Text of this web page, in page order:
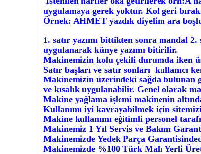
uygulamaya gerek yoktur. Kol geri
Örnek: AHMET yazdık diyelim ara
1. satır yazımı bittikten sonra mandal
uygulanarak künye yazımı bitirilir.
Makinemizin kolu çekili durumda iken
Satır başları ve satır sonları kullanıcı
Makinemizin üzerindeki sağda bulunan
ve kısalık uygulanabilir. Genel olarak
Makine yağlama işlemi makinenin
Kullanımı iyi kavrayabilmek için
Makine kullanımı eğitimli personel
Makinemiz 1 Yıl Servis ve Bakım
Makinemizde Yedek Parça
Makinemizde %100 Türk Malı Yerli